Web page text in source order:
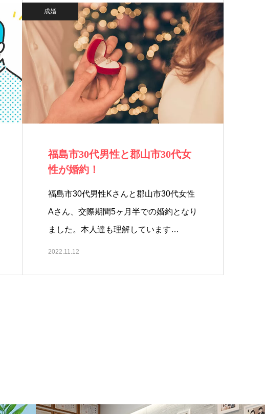
成婚
福島市30代男性と郡山市30代女
性が婚約！
福島市30代男性Kさんと郡山市30代女性
Aさん、交際期間5ヶ月半での婚約となり
ました。本人達も理解しています…
2022.11.12